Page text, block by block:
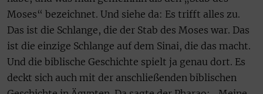
Moses“ bezeichnet. Und siehe da: Es trifft alles zu.
Das ist die Schlange, die der Stab des Moses war. Das
ist die einzige Schlange auf dem Sinai, die das macht.
Und die biblische Geschichte spielt ja genau dort. Es
deckt sich auch mit der anschließenden biblischen